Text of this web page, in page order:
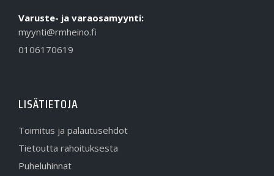
Varuste- ja varaosamyynti:
myynti@rmheino.fi
0106170619
LISÄTIETOJA
Toimitus ja palautusehdot
Tietoutta rahoituksesta
Puheluhinnat